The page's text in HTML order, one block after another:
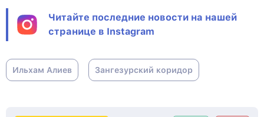
Читайте последние новости на нашей
странице в Instagram
Ильхам Алиев Зангезурский коридор